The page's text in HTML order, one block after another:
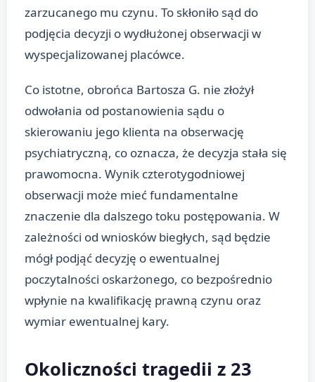
zarzucanego mu czynu. To skłoniło sąd do
podjęcia decyzji o wydłużonej obserwacji w
wyspecjalizowanej placówce.
Co istotne, obrońca Bartosza G. nie złożył
odwołania od postanowienia sądu o
skierowaniu jego klienta na obserwację
psychiatryczną, co oznacza, że decyzja stała się
prawomocna. Wynik czterotygodniowej
obserwacji może mieć fundamentalne
znaczenie dla dalszego toku postępowania. W
zależności od wniosków biegłych, sąd będzie
mógł podjąć decyzję o ewentualnej
poczytalności oskarżonego, co bezpośrednio
wpłynie na kwalifikację prawną czynu oraz
wymiar ewentualnej kary.
Okoliczności tragedii z 23